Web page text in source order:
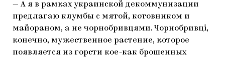
— А я в рамках украинской декоммунизации
предлагаю клумбы с мятой, котовником и
майораном, а не чорнобривцями. Чорнобривці,
конечно, мужественное растение, которое
появляется из горсти кое-как брошенных